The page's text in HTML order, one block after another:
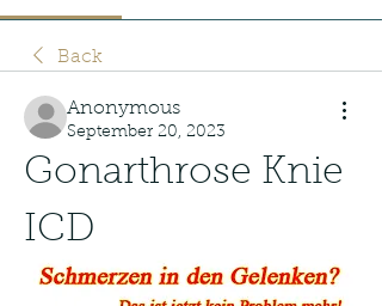
Back
Anonymous
September 20, 2023
Gonarthrose Knie
ICD